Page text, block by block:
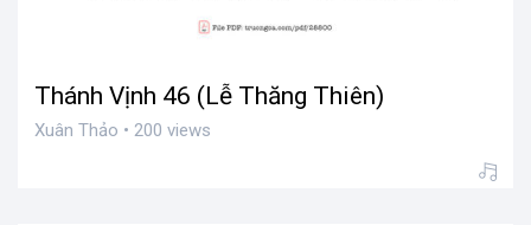
Thánh Vịnh 46 (Lễ Thăng Thiên)
Xuân Thảo • 200 views